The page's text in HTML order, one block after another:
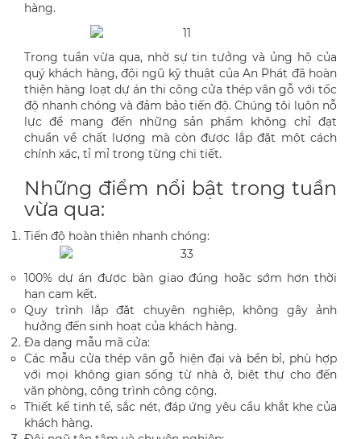
hàng.
Trong tuần vừa qua, nhờ sự tin tưởng và ủng hộ của
quý khách hàng, đội ngũ kỹ thuật của An Phát đã hoàn
thiện hàng loạt dự án thi công cửa thép vân gỗ với tốc
độ nhanh chóng và đảm bảo tiến độ. Chúng tôi luôn nỗ
lực để mang đến những sản phẩm không chỉ đạt
chuẩn về chất lượng mà còn được lắp đặt một cách
chính xác, tỉ mỉ trong từng chi tiết.
Những điểm nổi bật trong tuần
vừa qua:
Tiến độ hoàn thiện nhanh chóng:
100% dự án được bàn giao đúng hoặc sớm hơn thời
hạn cam kết.
Quy trình lắp đặt chuyên nghiệp, không gây ảnh
hưởng đến sinh hoạt của khách hàng.
Đa dạng mẫu mã cửa:
Các mẫu cửa thép vân gỗ hiện đại và bền bỉ, phù hợp
với mọi không gian sống từ nhà ở, biệt thự cho đến
văn phòng, công trình công cộng.
Thiết kế tinh tế, sắc nét, đáp ứng yêu cầu khắt khe của
khách hàng.